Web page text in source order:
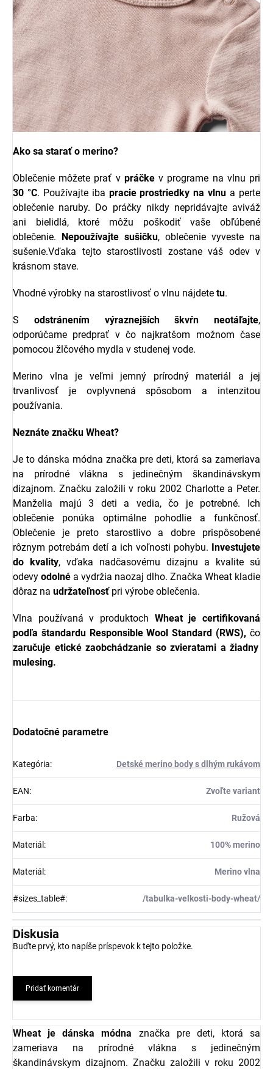
Ako sa starať o merino?
Oblečenie môžete prať v práčkev programe na vlnu pri
30 °C. Používajte iba pracie prostriedky na vlnu a perte
oblečenie naruby. Do práčky nikdy nepridávajte aviváž
ani bielidlá, ktoré môžu poškodiť vaše obľúbené
oblečenie. Nepoužívajte sušičku, oblečenie vyveste na
sušenie.Vďaka tejto starostlivosti zostane váš odev v
krásnom stave.
Vhodné výrobky na starostlivosť o vlnu nájdete tu.
S odstránením výraznejších škvŕn neotáľajte,
odporúčame predprať v čo najkratšom možnom čase
pomocou žlčového mydla v studenej vode.
Merino vlna je veľmi jemný prírodný materiál a jej
trvanlivosť je ovplyvnená spôsobom a intenzitou
používania.
Neznáte značku Wheat?
Je to dánska módna značka pre deti, ktorá sa zameriava
na prírodné vlákna s jedinečným škandinávskym
dizajnom. Značku založili v roku 2002 Charlotte a Peter.
Manželia majú 3 deti a vedia, čo je potrebné. Ich
oblečenie ponúka optimálne pohodlie a funkčnosť.
Oblečenie je preto starostlivo a dobre prispôsobené
rôznym potrebám detí a ich voľnosti pohybu. Investujete
do kvality, vďaka nadčasovému dizajnu a kvalite sú
odevy odolné a vydržia naozaj dlho. Značka Wheat kladie
dôraz na udržateľnosťpri výrobe oblečenia.
Vlna používaná v produktoch Wheatje certifikovaná
podľa štandardu Responsible Wool Standard (RWS), čo
zaručuje etické zaobchádzanie so zvieratami a žiadny
mulesing.
Dodatočné parametre
Kategória: Detské merino body s dlhým rukávom
EAN: Zvoľte variant
Farba: Ružová
Materiál : 100% merino
Materiál : Merino vlna
#sizes_table#: /tabulka-velkosti-body-wheat/
Diskusia
Buďte prvý, kto napíše príspevok k tejto položke.
Pridať komentár
Wheat je dánska módna značka pre deti, ktorá sa
zameriava na prírodné vlákna s jedinečným
škandinávskym dizajnom. Značku založili v roku 2002